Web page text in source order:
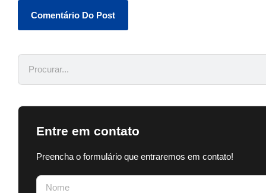
Entre em contato
Preencha o formulário que entraremos em contato!